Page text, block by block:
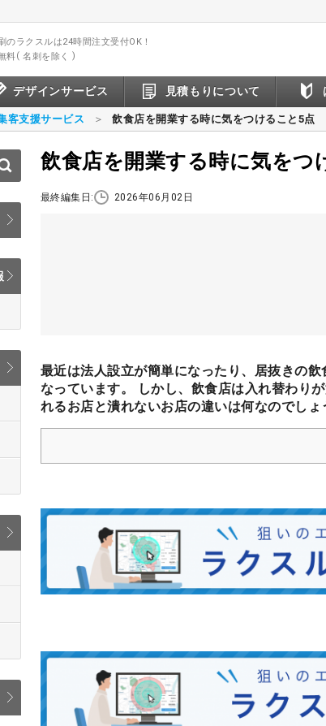
のラクスルは24時間注文受付OK！
料
名刺を除く
デザインサービス 見積もりについて
客支援サービス 飲食店を開業する時に気をつけること5点
飲食店を開業する時に気をつ
最終編集日: 2026年06月02日
最近は法人設立が簡単になったり、居抜きの
なっています。 しかし、飲食店は入れ替わり
れるお店と潰れないお店の違いは何なのでし